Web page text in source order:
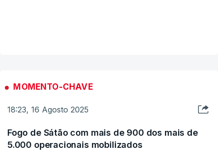
nove foram encaminhados para hospitais com
assistidos.
MOMENTO-CHAVE
18:23, 16 Agosto 2025
Fogo de Sátão com mais de 900 dos mais de
5.000 operacionais mobilizados